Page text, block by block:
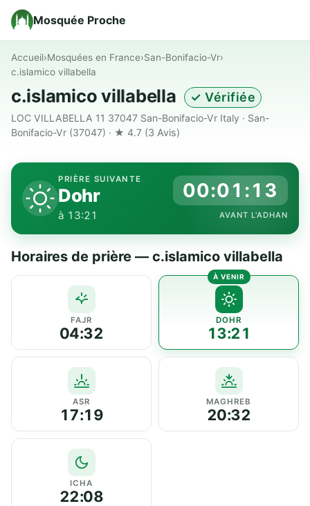
Mosquée Proche
Accueil›Mosquées en France›San-Bonifacio-Vr›
c.islamico villabella
c.islamico villabella ✓ Vérifiée
LOC VILLABELLA 11 37047 San-Bonifacio-Vr Italy · San-
Bonifacio-Vr (37047) · ★ 4.7 (3 Avis)
PRIÈRE SUIVANTE
Dohr
à 13:21
00:01:12
AVANT L'ADHAN
Horaires de prière — c.islamico villabella
FAJR
04:32
DOHR
13:21
ASR
17:19
MAGHREB
20:32
ICHA
22:08